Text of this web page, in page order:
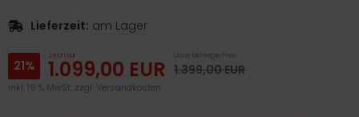
Lieferzeit: am Lager
Jetzt nur
1.099,00 EUR
Unser bisheriger Preis
1.399,00 EUR
21%
inkl. 19 % MwSt. zzgl. Versandkosten